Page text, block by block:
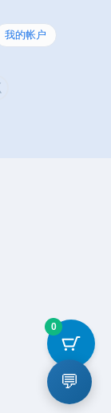
我的帐户
0
💬